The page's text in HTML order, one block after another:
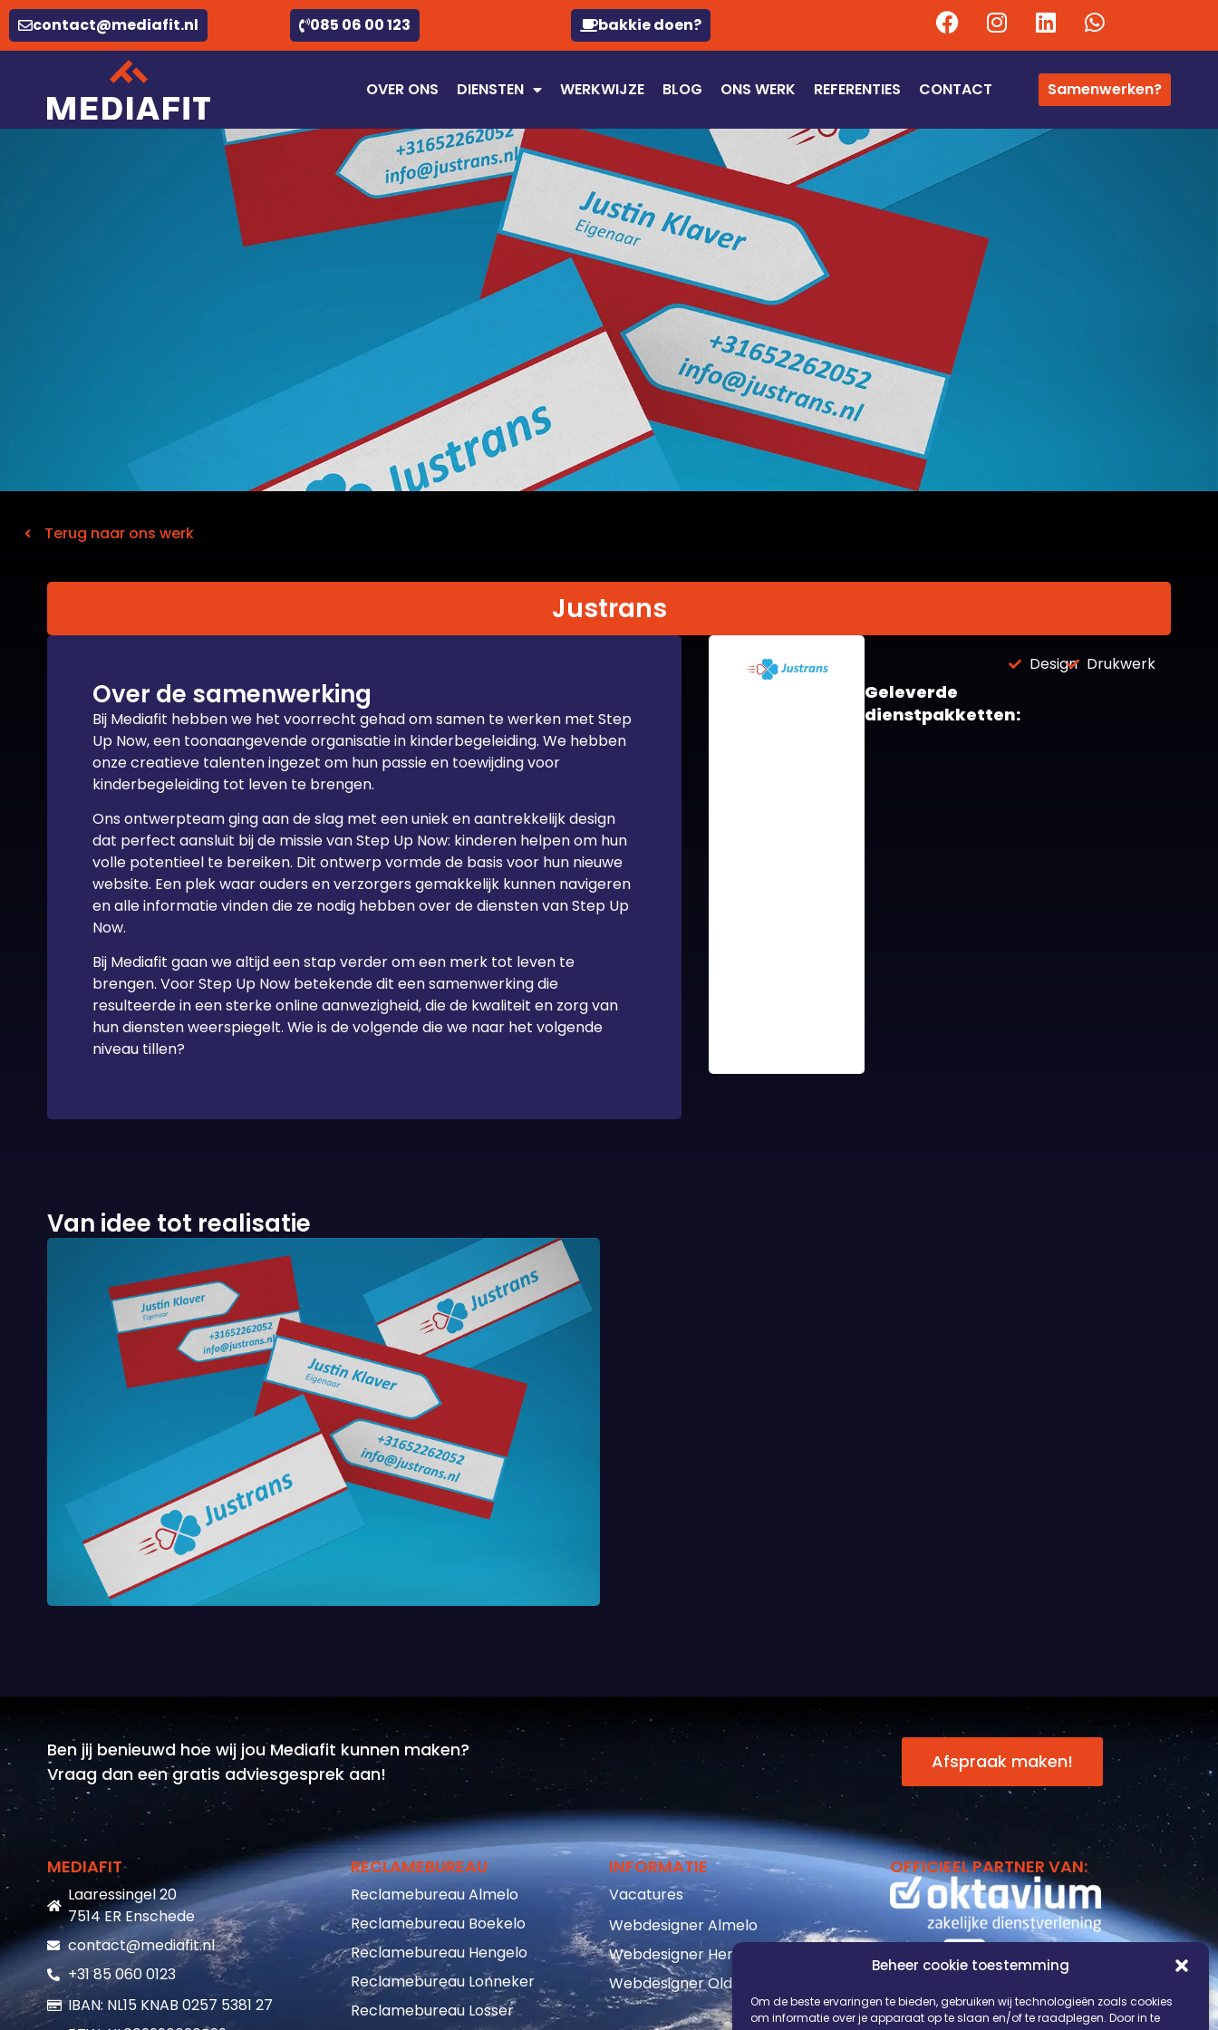
Beheer cookie toestemming
Om de beste ervaringen te bieden, gebruiken wij technologieën zoals cookies
om informatie over je apparaat op te slaan en/of te raadplegen. Door in te
contact@mediafit.nl 085 06 00 123 bakkie doen?
OVER ONS DIENSTEN WERKWIJZE BLOG ONS WERK REFERENTIES CONTACT Samenwerken?
Terug naar ons werk
Justrans
Over de samenwerking
Bij Mediafit hebben we het voorrecht gehad om samen te werken met Step
Up Now, een toonaangevende organisatie in kinderbegeleiding. We hebben
onze creatieve talenten ingezet om hun passie en toewijding voor
kinderbegeleiding tot leven te brengen.
Ons ontwerpteam ging aan de slag met een uniek en aantrekkelijk design
dat perfect aansluit bij de missie van Step Up Now: kinderen helpen om hun
volle potentieel te bereiken. Dit ontwerp vormde de basis voor hun nieuwe
website. Een plek waar ouders en verzorgers gemakkelijk kunnen navigeren
en alle informatie vinden die ze nodig hebben over de diensten van Step Up
Now.
Bij Mediafit gaan we altijd een stap verder om een merk tot leven te
brengen. Voor Step Up Now betekende dit een samenwerking die
resulteerde in een sterke online aanwezigheid, die de kwaliteit en zorg van
hun diensten weerspiegelt. Wie is de volgende die we naar het volgende
niveau tillen?
Geleverde
dienstpakketten:
Design Drukwerk
Van idee tot realisatie
Ben jij benieuwd hoe wij jou Mediafit kunnen maken?
Vraag dan een gratis adviesgesprek aan!
Afspraak maken!
MEDIAFIT
Laaressingel 20
7514 ER Enschede
contact@mediafit.nl
+31 85 060 0123
IBAN: NL15 KNAB 0257 5381 27
RECLAMEBUREAU
Reclamebureau Almelo
Reclamebureau Boekelo
Reclamebureau Hengelo
Reclamebureau Lonneker
Reclamebureau Losser
INFORMATIE
Vacatures
Webdesigner Almelo
Webdesigner Hengelo
Webdesigner Oldenzaal
OFFICIEEL PARTNER VAN: